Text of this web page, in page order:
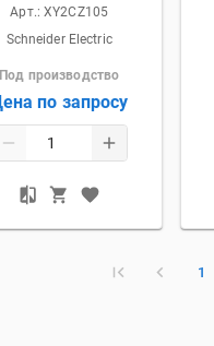
Арт.:XY2CZ105
Schneider Electric
Под производство
по запросу
1